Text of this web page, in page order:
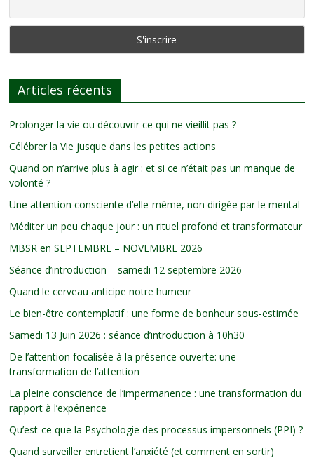
Articles récents
Prolonger la vie ou découvrir ce qui ne vieillit pas ?
Célébrer la Vie jusque dans les petites actions
Quand on n’arrive plus à agir : et si ce n’était pas un manque de
volonté ?
Une attention consciente d’elle-même, non dirigée par le mental
Méditer un peu chaque jour : un rituel profond et transformateur
MBSR en SEPTEMBRE – NOVEMBRE 2026
Séance d’introduction – samedi 12 septembre 2026
Quand le cerveau anticipe notre humeur
Le bien-être contemplatif : une forme de bonheur sous-estimée
Samedi 13 Juin 2026 : séance d’introduction à 10h30
De l’attention focalisée à la présence ouverte: une
transformation de l’attention
La pleine conscience de l’impermanence : une transformation du
rapport à l’expérience
Qu’est-ce que la Psychologie des processus impersonnels (PPI) ?
Quand surveiller entretient l’anxiété (et comment en sortir)